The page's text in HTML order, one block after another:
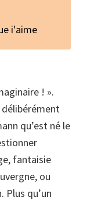
i'aime
! ».
qu’est né le
fantaisie
ou
Plus qu’un